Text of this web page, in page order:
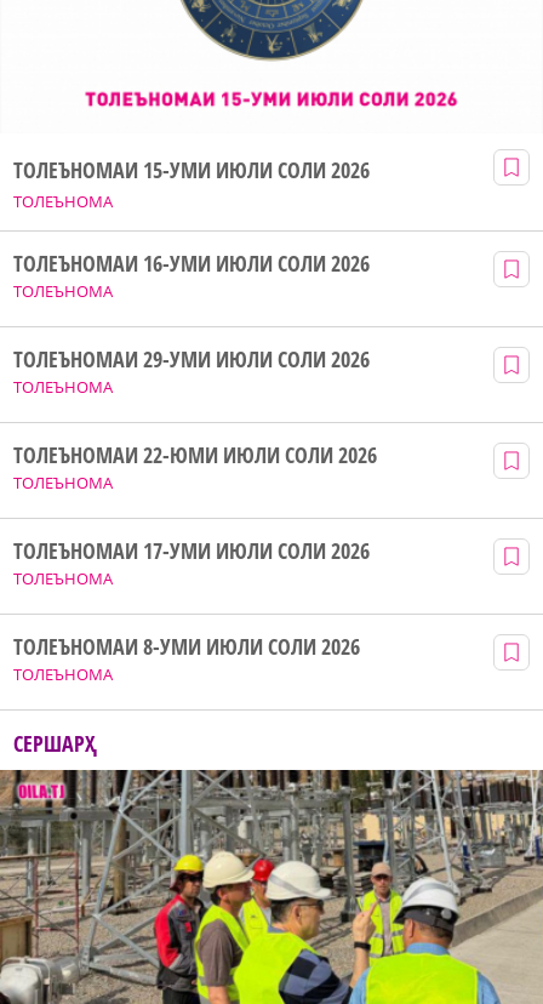
ТОЛЕЪНОМА
ТОЛЕЪНОМАИ 15-УМИ ИЮЛИ СОЛИ 2026
ТОЛЕЪНОМА
ТОЛЕЪНОМАИ 16-УМИ ИЮЛИ СОЛИ 2026
ТОЛЕЪНОМА
ТОЛЕЪНОМАИ 29-УМИ ИЮЛИ СОЛИ 2026
ТОЛЕЪНОМА
ТОЛЕЪНОМАИ 22-ЮМИ ИЮЛИ СОЛИ 2026
ТОЛЕЪНОМА
ТОЛЕЪНОМАИ 17-УМИ ИЮЛИ СОЛИ 2026
ТОЛЕЪНОМА
ТОЛЕЪНОМАИ 8-УМИ ИЮЛИ СОЛИ 2026
СЕРШАРҲ